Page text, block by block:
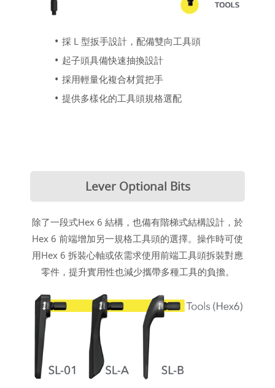
採 L 型扳手設計，配備雙向工具頭
起子頭具備快速抽換設計
採用輕量化複合材質把手
提供多樣化的工具頭規格選配
Lever Optional Bits
除了一段式Hex 6 結構，也備有階梯式結構設計，於
Hex 6 前端增加另一規格工具頭的選擇。操作時可使
用Hex 6 拆裝心軸或依需求使用前端工具頭拆裝對應
零件，提升實用性也減少攜帶多種工具的負擔。